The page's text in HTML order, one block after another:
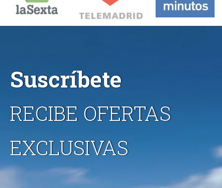
Suscríbete
RECIBE OFERTAS
EXCLUSIVAS